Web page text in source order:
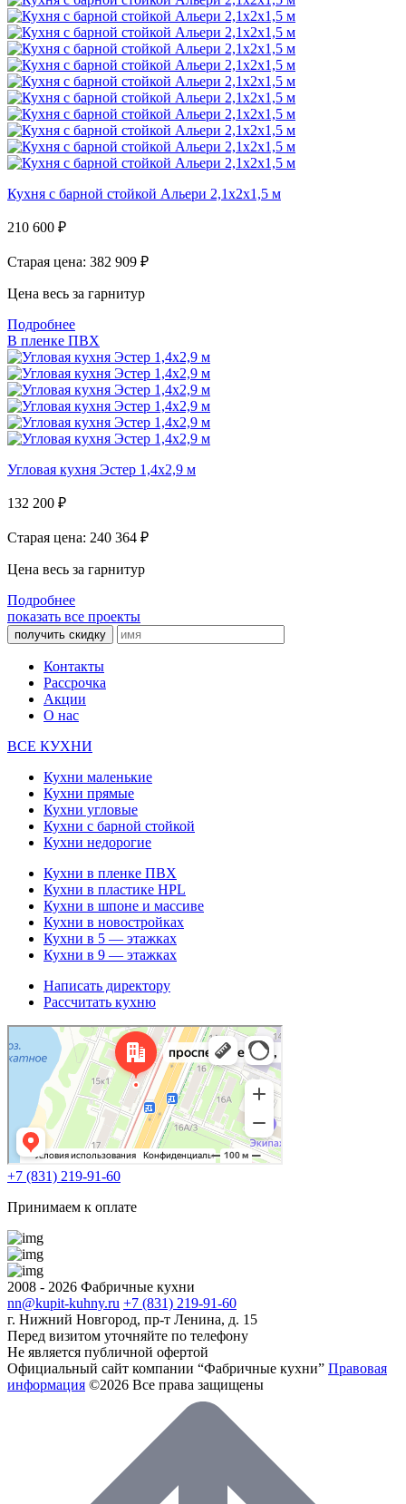
Кухня с барной стойкой Альери 2,1х2х1,5 м
210 600 ₽
Старая цена: 382 909 ₽
Цена весь за гарнитур
Подробнее
В пленке ПВХ
Угловая кухня Эстер 1,4х2,9 м
132 200 ₽
Старая цена: 240 364 ₽
Цена весь за гарнитур
Подробнее
показать все проекты
получить скидку
Контакты
Рассрочка
Акции
О нас
ВСЕ КУХНИ
Кухни маленькие
Кухни прямые
Кухни угловые
Кухни с барной стойкой
Кухни недорогие
Кухни в пленке ПВХ
Кухни в пластике HPL
Кухни в шпоне и массиве
Кухни в новостройках
Кухни в 5 — этажках
Кухни в 9 — этажках
Написать директору
Рассчитать кухню
+7 (831) 219-91-60
Принимаем к оплате
2008 - 2026 Фабричные кухни
nn@kupit-kuhny.ru +7 (831) 219-91-60
г. Нижний Новгород, пр-т Ленина, д. 15
Перед визитом уточняйте по телефону
Не является публичной офертой
Официальный сайт компании “Фабричные кухни” Правовая
информация ©2026 Все права защищены